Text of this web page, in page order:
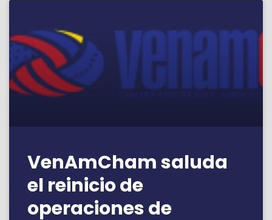
VenAmCham saluda
el reinicio de
operaciones de